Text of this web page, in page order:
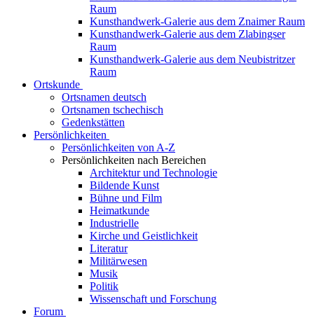
Raum
Kunsthandwerk-Galerie aus dem Znaimer Raum
Kunsthandwerk-Galerie aus dem Zlabingser
Raum
Kunsthandwerk-Galerie aus dem Neubistritzer
Raum
Ortskunde
Ortsnamen deutsch
Ortsnamen tschechisch
Gedenkstätten
Persönlichkeiten
Persönlichkeiten von A-Z
Persönlichkeiten nach Bereichen
Architektur und Technologie
Bildende Kunst
Bühne und Film
Heimatkunde
Industrielle
Kirche und Geistlichkeit
Literatur
Militärwesen
Musik
Politik
Wissenschaft und Forschung
Forum